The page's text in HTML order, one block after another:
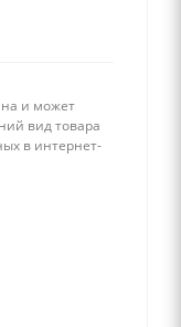
и может
вид товара
в интернет-